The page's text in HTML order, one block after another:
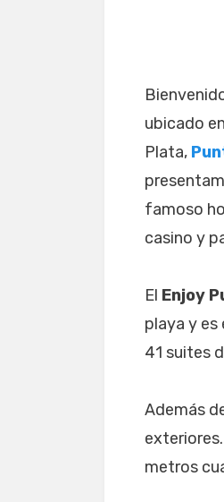
ubicado
Plata,
famoso
casino y
El Enjoy
playa y
41 suites
Además
metros